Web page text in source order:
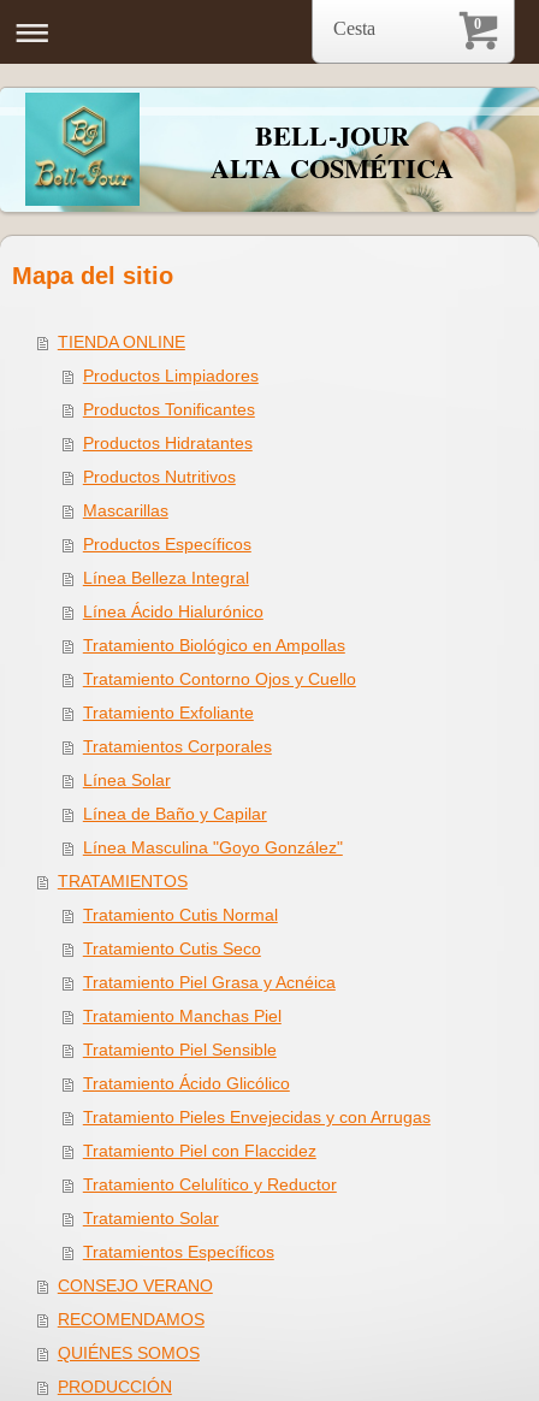
BELL-JOUR
ALTA COSMÉTICA
Mapa del sitio
TIENDA ONLINE
Productos Limpiadores
Productos Tonificantes
Productos Hidratantes
Productos Nutritivos
Mascarillas
Productos Específicos
Línea Belleza Integral
Línea Ácido Hialurónico
Tratamiento Biológico en Ampollas
Tratamiento Contorno Ojos y Cuello
Tratamiento Exfoliante
Tratamientos Corporales
Línea Solar
Línea de Baño y Capilar
Línea Masculina "Goyo González"
TRATAMIENTOS
Tratamiento Cutis Normal
Tratamiento Cutis Seco
Tratamiento Piel Grasa y Acnéica
Tratamiento Manchas Piel
Tratamiento Piel Sensible
Tratamiento Ácido Glicólico
Tratamiento Pieles Envejecidas y con Arrugas
Tratamiento Piel con Flaccidez
Tratamiento Celulítico y Reductor
Tratamiento Solar
Tratamientos Específicos
CONSEJO VERANO
RECOMENDAMOS
QUIÉNES SOMOS
PRODUCCIÓN
0
Cesta